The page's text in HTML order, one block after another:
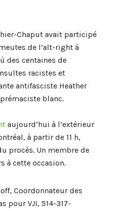
Chaput avait participé
de l’alt-right à
des centaines de
racistes et
antifasciste Heather
blanc.
aujourd’hui à l’extérieur
à partir de 11 h,
procès. Un membre de
à cette occasion.
Coordonnateur des
pour VJI, 514-317-